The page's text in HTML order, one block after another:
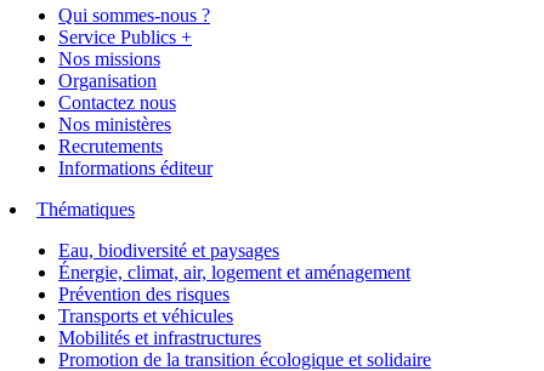
Qui sommes-nous ?
Service Publics +
Nos missions
Organisation
Contactez nous
Nos ministères
Recrutements
Informations éditeur
Thématiques
Eau, biodiversité et paysages
Énergie, climat, air, logement et aménagement
Prévention des risques
Transports et véhicules
Mobilités et infrastructures
Promotion de la transition écologique et solidaire